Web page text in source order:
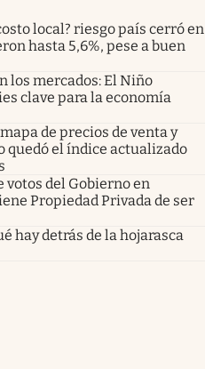
local? riesgo país cerró en
hasta 5,6%, pese a buen
los mercados: El Niño
clave para la economía
de precios de venta y
quedó el índice actualizado
votos del Gobierno en
Propiedad Privada de ser
hay detrás de la hojarasca